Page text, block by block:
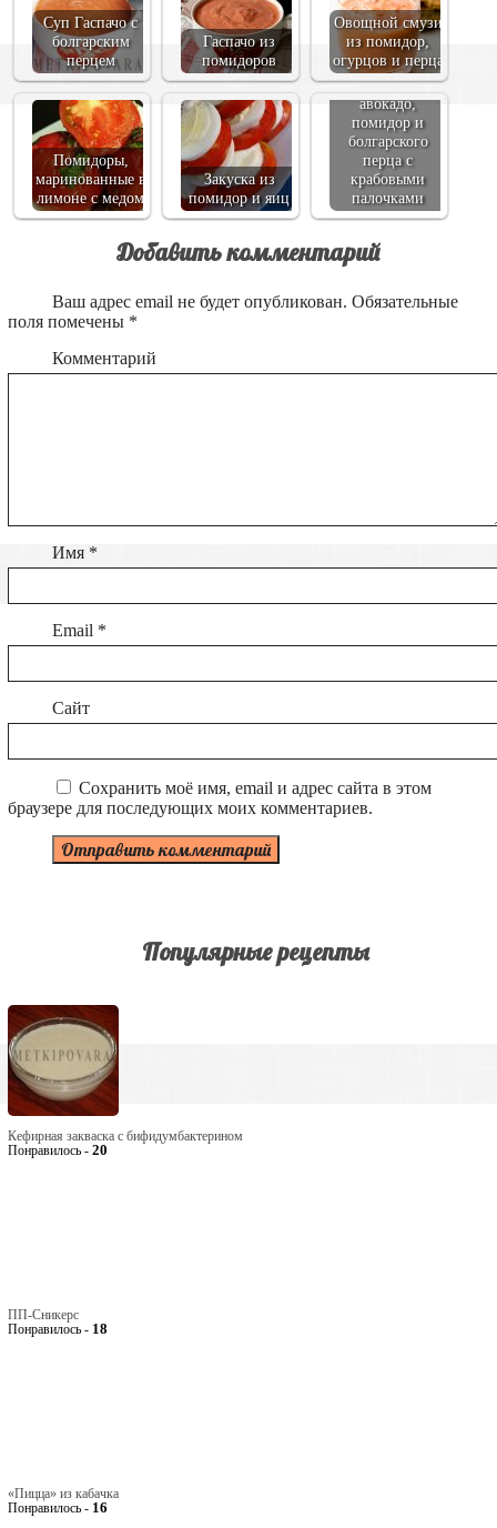
Суп Гаспачо с
болгарским
перцем
Гаспачо из
помидоров
Овощной смузи
из помидор,
огурцов и перца
Помидоры,
маринованные в
лимоне с медом
Закуска из
помидор и яиц
Салат из
рукколы,
авокадо,
помидор и
болгарского
перца с
крабовыми
палочками
Добавить комментарий
Ваш адрес email не будет опубликован. Обязательные
поля помечены *
Комментарий
Имя *
Email *
Сайт
Сохранить моё имя, email и адрес сайта в этом
браузере для последующих моих комментариев.
Популярные рецепты
Кефирная закваска с бифидумбактерином
Понравилось - 20
ПП-Сникерс
Понравилось - 18
«Пицца» из кабачка
Понравилось - 16